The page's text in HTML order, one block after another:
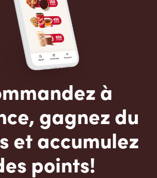
à
gagnez du
et accumulez
points!